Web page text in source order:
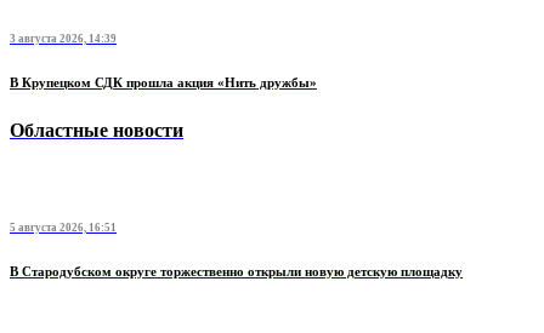
3 августа 2026, 14:39
В Крупецком СДК прошла акция «Нить дружбы»
Областные новости
5 августа 2026, 16:51
В Стародубском округе торжественно открыли новую детскую площадку